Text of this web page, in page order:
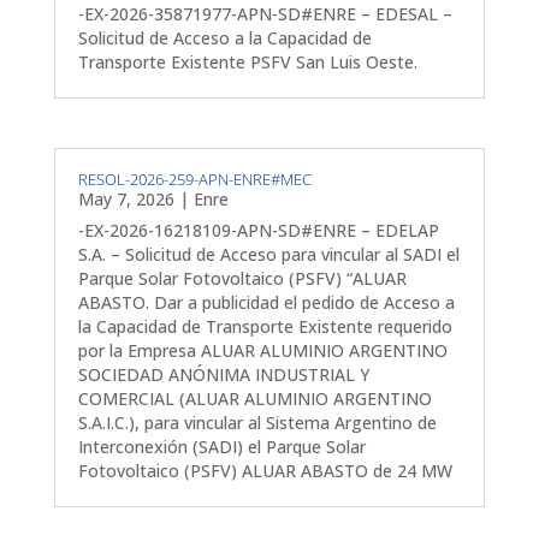
-EX-2026-35871977-APN-SD#ENRE – EDESAL –
Solicitud de Acceso a la Capacidad de
Transporte Existente PSFV San Luis Oeste.
RESOL-2026-259-APN-ENRE#MEC
May 7, 2026 | Enre
-EX-2026-16218109-APN-SD#ENRE – EDELAP
S.A. – Solicitud de Acceso para vincular al SADI el
Parque Solar Fotovoltaico (PSFV) “ALUAR
ABASTO. Dar a publicidad el pedido de Acceso a
la Capacidad de Transporte Existente requerido
por la Empresa ALUAR ALUMINIO ARGENTINO
SOCIEDAD ANÓNIMA INDUSTRIAL Y
COMERCIAL (ALUAR ALUMINIO ARGENTINO
S.A.I.C.), para vincular al Sistema Argentino de
Interconexión (SADI) el Parque Solar
Fotovoltaico (PSFV) ALUAR ABASTO de 24 MW